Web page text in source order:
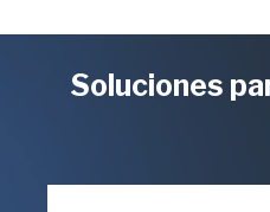
Soluciones